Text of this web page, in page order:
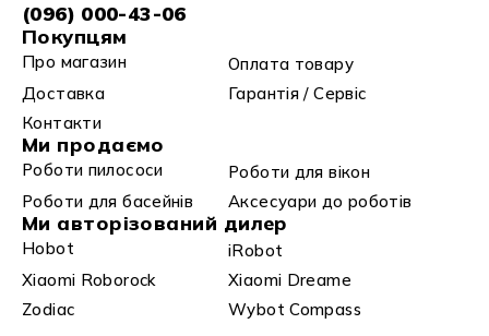
(096) 000-43-06
Покупцям
Про магазин
Оплата товару
Доставка
Гарантія / Сервіс
Контакти
Ми продаємо
Роботи пилососи
Роботи для вікон
Роботи для басейнів
Аксесуари до роботів
Ми авторізований дилер
Hobot
iRobot
Xiaomi Roborock
Xiaomi Dreame
Zodiac
Wybot Compass